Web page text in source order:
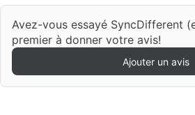
Avez-vous essayé SyncDifferent
premier à donner votre avis!
Ajouter un avis